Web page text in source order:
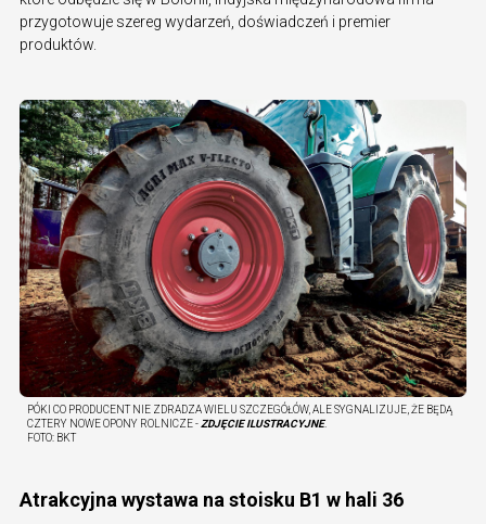
przygotowuje szereg wydarzeń, doświadczeń i premier
produktów.
PÓKI CO PRODUCENT NIE ZDRADZA WIELU SZCZEGÓŁÓW, ALE SYGNALIZUJE, ŻE BĘDĄ
CZTERY NOWE OPONY ROLNICZE -ZDJĘCIE ILUSTRACYJNE.
FOTO: BKT
Atrakcyjna wystawa na stoisku B1 w hali 36